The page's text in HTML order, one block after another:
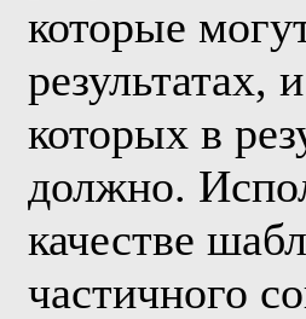
которые
результатах, и
которых в
должно.
качестве
частичного